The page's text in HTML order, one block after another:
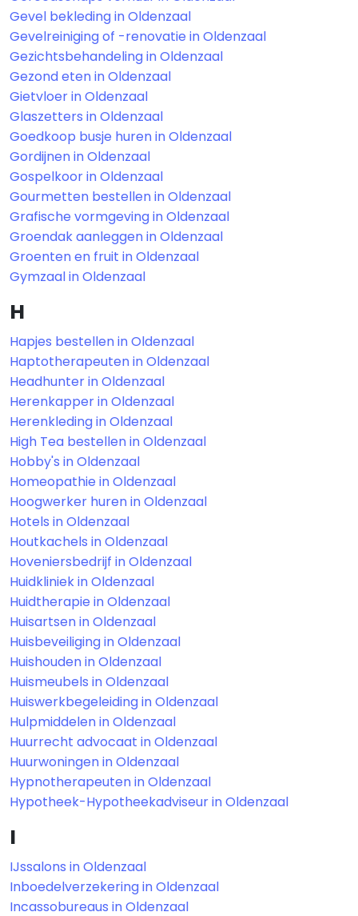
Gevel bekleding in Oldenzaal
Gevelreiniging of -renovatie in Oldenzaal
Gezichtsbehandeling in Oldenzaal
Gezond eten in Oldenzaal
Gietvloer in Oldenzaal
Glaszetters in Oldenzaal
Goedkoop busje huren in Oldenzaal
Gordijnen in Oldenzaal
Gospelkoor in Oldenzaal
Gourmetten bestellen in Oldenzaal
Grafische vormgeving in Oldenzaal
Groendak aanleggen in Oldenzaal
Groenten en fruit in Oldenzaal
Gymzaal in Oldenzaal
H
Hapjes bestellen in Oldenzaal
Haptotherapeuten in Oldenzaal
Headhunter in Oldenzaal
Herenkapper in Oldenzaal
Herenkleding in Oldenzaal
High Tea bestellen in Oldenzaal
Hobby's in Oldenzaal
Homeopathie in Oldenzaal
Hoogwerker huren in Oldenzaal
Hotels in Oldenzaal
Houtkachels in Oldenzaal
Hoveniersbedrijf in Oldenzaal
Huidkliniek in Oldenzaal
Huidtherapie in Oldenzaal
Huisartsen in Oldenzaal
Huisbeveiliging in Oldenzaal
Huishouden in Oldenzaal
Huismeubels in Oldenzaal
Huiswerkbegeleiding in Oldenzaal
Hulpmiddelen in Oldenzaal
Huurrecht advocaat in Oldenzaal
Huurwoningen in Oldenzaal
Hypnotherapeuten in Oldenzaal
Hypotheek-Hypotheekadviseur in Oldenzaal
I
IJssalons in Oldenzaal
Inboedelverzekering in Oldenzaal
Incassobureaus in Oldenzaal